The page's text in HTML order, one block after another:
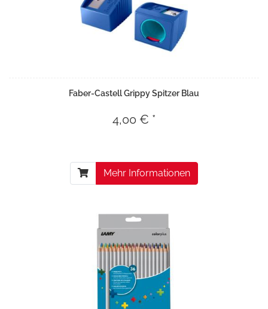
Faber-Castell Grippy Spitzer Blau
4,00 € *
Mehr Informationen